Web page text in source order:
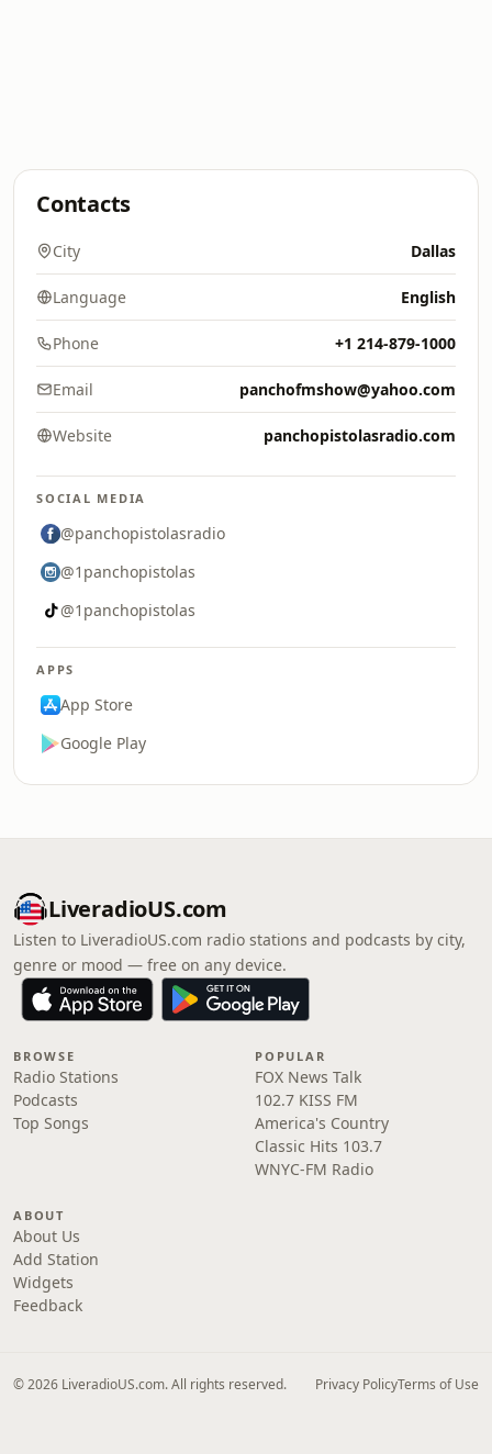
Contacts
City Dallas
Language English
Phone +1 214-879-1000
Email panchofmshow@yahoo.com
Website panchopistolasradio.com
SOCIAL MEDIA
@panchopistolasradio
@1panchopistolas
@1panchopistolas
APPS
App Store
Google Play
LiveradioUS.com
Listen to LiveradioUS.com radio stations and podcasts by city,
genre or mood — free on any device.
BROWSE
Radio Stations
Podcasts
Top Songs
POPULAR
FOX News Talk
102.7 KISS FM
America's Country
Classic Hits 103.7
WNYC-FM Radio
ABOUT
About Us
Add Station
Widgets
Feedback
© 2026 LiveradioUS.com. All rights reserved. Privacy PolicyTerms of Use